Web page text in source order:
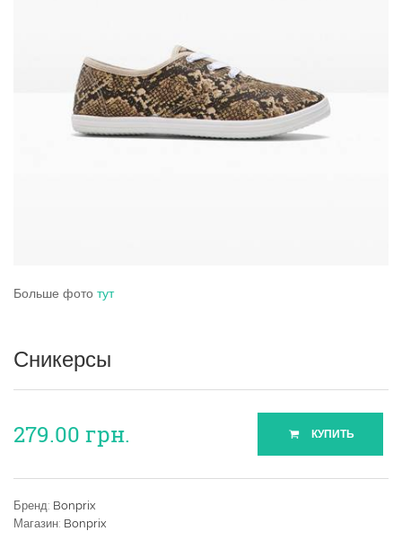
Больше фото тут
Сникерсы
279.00 грн. КУПИТЬ
Бренд: Bonprix
Магазин: Bonprix